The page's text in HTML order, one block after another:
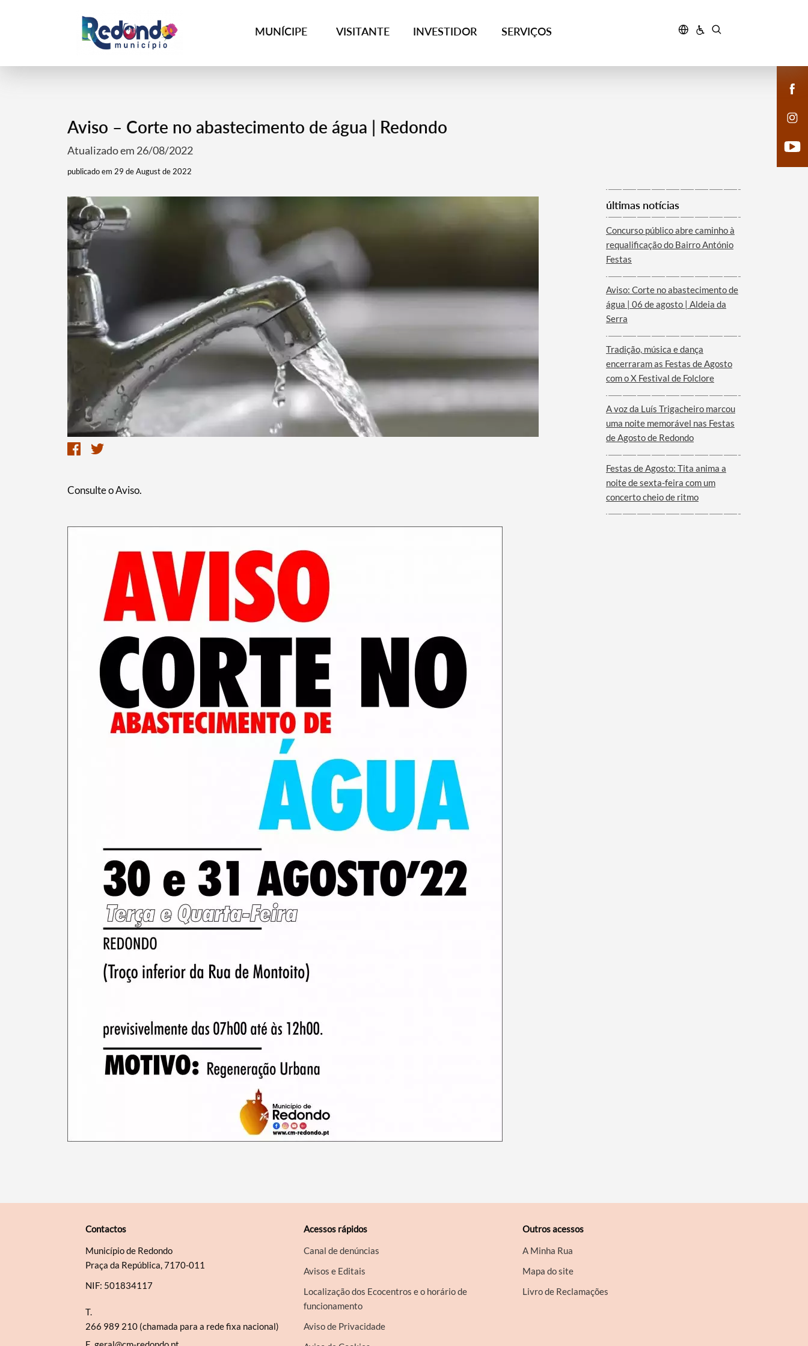
MUNÍCIPE VISITANTE INVESTIDOR SERVIÇOS
Termo de Pesquisa
Categorias gerais
Aviso – Corte no abastecimento de água | Redondo
Atualizado em 26/08/2022
publicado em 29 de August de 2022
Consulte o Aviso.
últimas notícias
Concurso público abre caminho à
requalificação do Bairro António
Festas
Aviso: Corte no abastecimento de
água | 06 de agosto | Aldeia da
Serra
Tradição, música e dança
encerraram as Festas de Agosto
com o X Festival de Folclore
A voz da Luís Trigacheiro marcou
uma noite memorável nas Festas
de Agosto de Redondo
Festas de Agosto: Tita anima a
noite de sexta-feira com um
concerto cheio de ritmo
Contactos
Município de Redondo
Praça da República, 7170-011
NIF: 501834117
T.
266 989 210 (chamada para a rede fixa nacional)
Acessos rápidos
Canal de denúncias
Avisos e Editais
Localização dos Ecocentros e o horário de
funcionamento
Aviso de Privacidade
Outros acessos
A Minha Rua
Mapa do site
Livro de Reclamações